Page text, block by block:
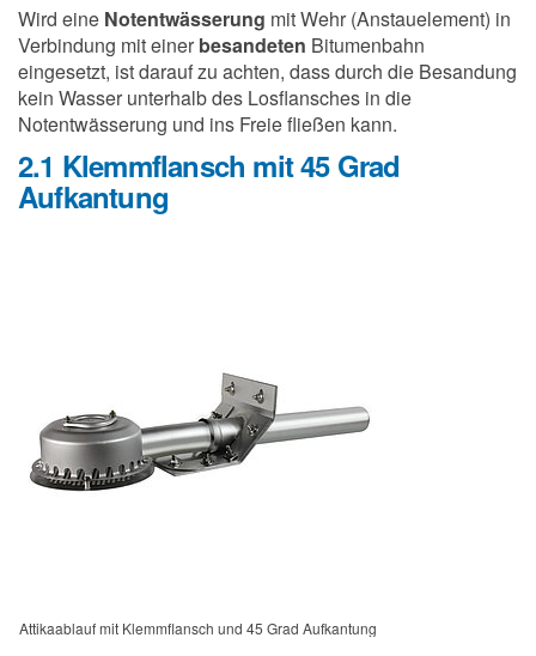
Wird eine Notentwässerung mit Wehr (Anstauelement) in
Verbindung mit einer besandeten Bitumenbahn
eingesetzt, ist darauf zu achten, dass durch die Besandung
kein Wasser unterhalb des Losflansches in die
Notentwässerung und ins Freie fließen kann.
2.1 Klemmflansch mit 45 Grad
Aufkantung
Attikaablauf mit Klemmflansch und 45 Grad Aufkantung